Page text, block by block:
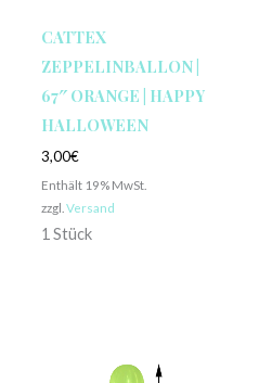
CATTEX
ZEPPELINBALLON |
67″ ORANGE | HAPPY
HALLOWEEN
3,00€
Enthält 19% MwSt.
zzgl. Versand
1 Stück